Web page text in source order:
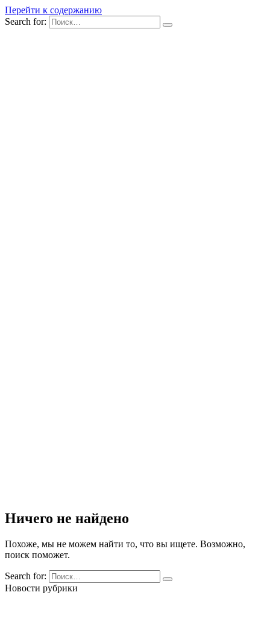
Перейти к содержанию
Search for:
Ничего не найдено
Похоже, мы не можем найти то, что вы ищете. Возможно,
поиск поможет.
Search for:
Новости рубрики